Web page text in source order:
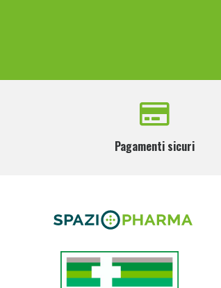
Pagamenti sicuri